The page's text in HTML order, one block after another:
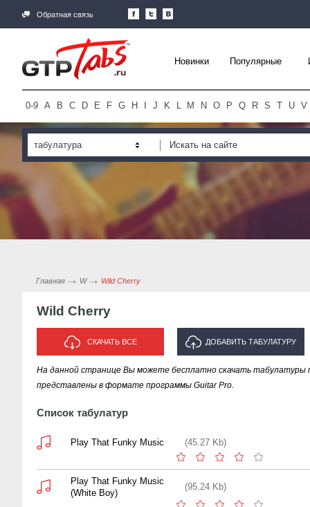
Обратная связь
Новинки Популярные
0-9 A B C D E F G H J K L M N O P Q R S T U V
табулатура
Главная W Wild Cherry
Wild Cherry
СКАЧАТЬ ВСЕ ДОБАВИТЬ ТАБУЛАТУРУ
ИСПОЛНИТЕЛЯ "WILD CHERRY"
На данной странице Вы можете бесплатно скачать табулатуры
представлены в формате программы Guitar Pro.
Список табулатур
Play That Funky Music (45.27 Kb)
Play That Funky Music
(White Boy)
(95.24 Kb)